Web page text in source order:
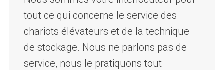
tout ce qui concerne le service des
chariots élévateurs et de la technique
de stockage. Nous ne parlons pas de
service, nous le pratiquons tout